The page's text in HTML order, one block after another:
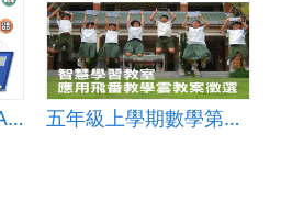
國中-英語(戀愛ing)-A-混成教學-臺中市大道國中-曾靜榕老師 五年級上學期數學第七單元整數四則運算